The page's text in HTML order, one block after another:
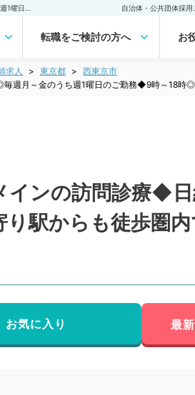
自治体・公共団体採
転職をご検討の方へ お
求人 東京都
西東京市
週月～金のうち週1曜日のご勤務◆9時～18時
インの訪問診療◆
駅からも徒歩圏
お気に入り 最